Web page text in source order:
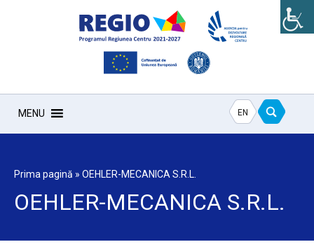
MENU EN
Prima pagină » OEHLER-MECANICA S.R.L.
OEHLER-MECANICA S.R.L.